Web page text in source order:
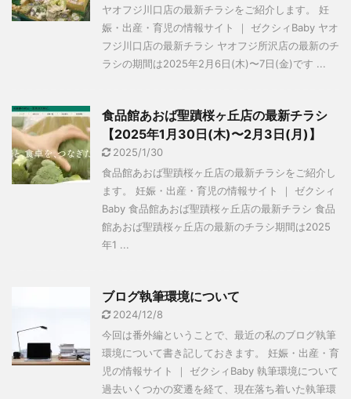
ヤオフジ川口店の最新チラシをご紹介します。 妊
娠・出産・育児の情報サイト ｜ ゼクシィBaby ヤオ
フジ川口店の最新チラシ ヤオフジ所沢店の最新のチ
ラシの期間は2025年2月6日(木)〜7日(金)です ...
食品館あおば聖蹟桜ヶ丘店の最新チラシ
【2025年1月30日(木)〜2月3日(月)】
2025/1/30
食品館あおば聖蹟桜ヶ丘店の最新チラシをご紹介し
ます。 妊娠・出産・育児の情報サイト ｜ ゼクシィ
Baby 食品館あおば聖蹟桜ヶ丘店の最新チラシ 食品
館あおば聖蹟桜ヶ丘店の最新のチラシ期間は2025
年1 ...
ブログ執筆環境について
2024/12/8
今回は番外編ということで、最近の私のブログ執筆
環境について書き記しておきます。 妊娠・出産・育
児の情報サイト ｜ ゼクシィBaby 執筆環境について
過去いくつかの変遷を経て、現在落ち着いた執筆環